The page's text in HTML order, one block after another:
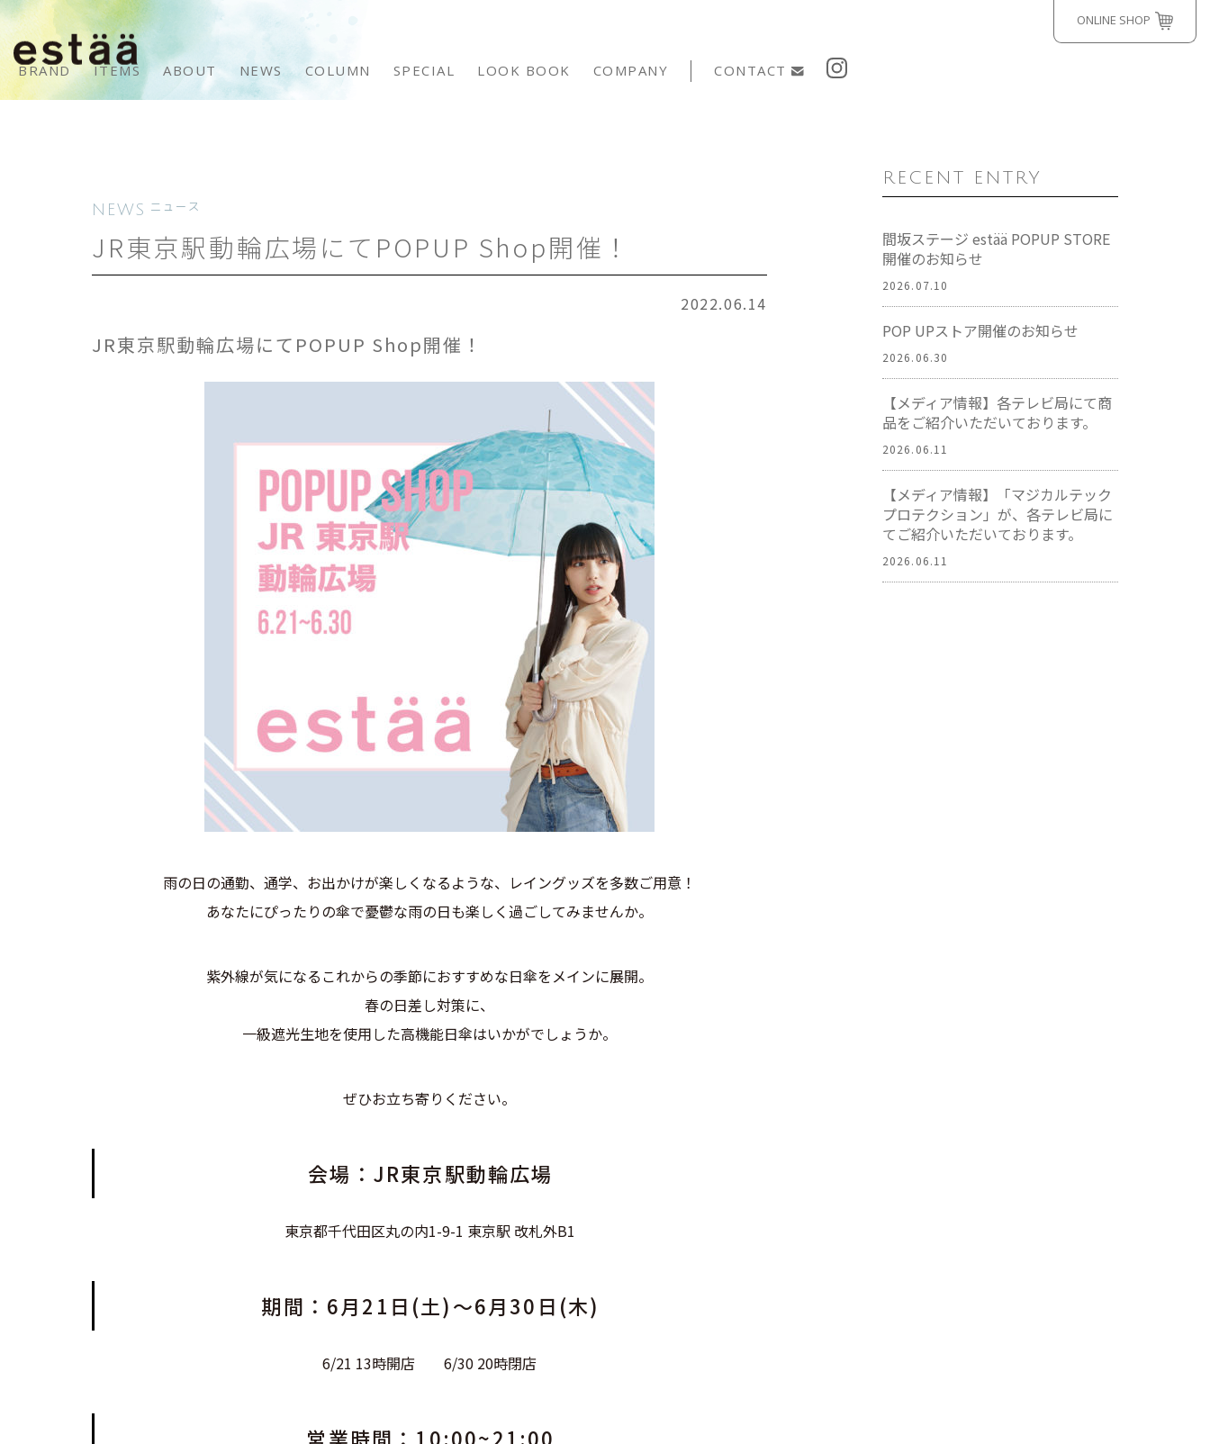
ONLINE SHOP
BRAND ITEMS ABOUT NEWS COLUMN SPECIAL LOOK BOOK COMPANY CONTACT
NEWS ニュース
JR東京駅動輪広場にてPOPUP Shop開催！
2022.06.14
JR東京駅動輪広場にてPOPUP Shop開催！
雨の日の通勤、通学、お出かけが楽しくなるような、レイングッズを多数ご用意！
あなたにぴったりの傘で憂鬱な雨の日も楽しく過ごしてみませんか。
紫外線が気になるこれからの季節におすすめな日傘をメインに展開。
春の日差し対策に、
一級遮光生地を使用した高機能日傘はいかがでしょうか。
ぜひお立ち寄りください。
会場：JR東京駅動輪広場
東京都千代田区丸の内1-9-1 東京駅 改札外B1
期間：6月21日(土)〜6月30日(木)
6/21 13時開店 6/30 20時閉店
営業時間：10:00~21:00
RECENT ENTRY
間坂ステージ estää POPUP STORE
開催のお知らせ
2026.07.10
POP UPストア開催のお知らせ
2026.06.30
【メディア情報】各テレビ局にて商
品をご紹介いただいております。
2026.06.11
【メディア情報】「マジカルテック
プロテクション」が、各テレビ局に
てご紹介いただいております。
2026.06.11